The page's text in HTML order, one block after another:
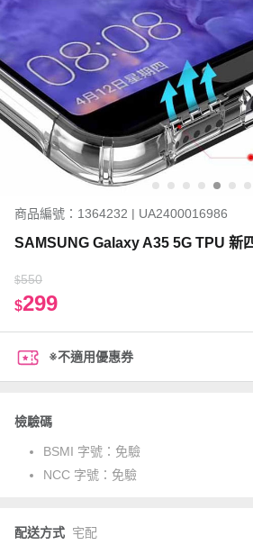
商品編號：1364232 | UA2400016986
SAMSUNG Galaxy A35 5G TPU 新
$550
$299
※不適用優惠券
檢驗碼
BSMI 字號： 免驗
NCC 字號： 免驗
配送方式 宅配